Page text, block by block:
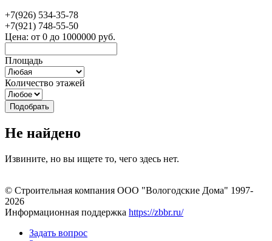
+7(926) 534-35-78
+7(921) 748-55-50
Цена: от 0 до 1000000 руб.
Площадь
Количество этажей
Не найдено
Извините, но вы ищете то, чего здесь нет.
© Строительная компания ООО "Вологодские Дома" 1997-
2026
Информационная поддержка https://zbbr.ru/
Задать вопрос